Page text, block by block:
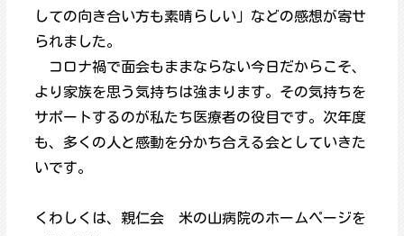
しての向き合い方も素晴らしい」などの感想が寄せ
られました。
コロナ禍で面会もままならない今日だからこそ、
より家族を思う気持ちは強まります。その気持ちを
サポートするのが私たち医療者の役目です。次年度
も、多くの人と感動を分かち合える会としていきた
いです。
くわしくは、親仁会 米の山病院のホームページを